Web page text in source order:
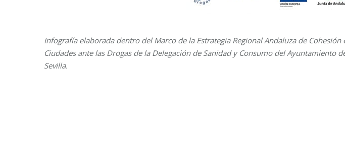
Infografía elaborada dentro del Marco de la Estrategia Regional Andaluza de
Ciudades ante las Drogas de la Delegación de Sanidad y Consumo del Ayuntamiento
Sevilla.